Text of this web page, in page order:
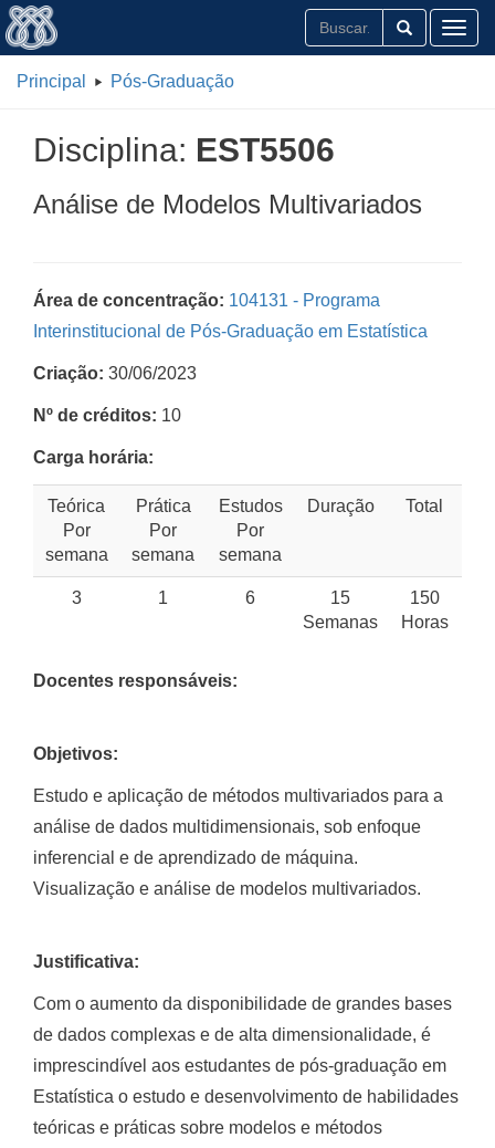
Principal Pós-Graduação
Disciplina: EST5506
Análise de Modelos Multivariados
Área de concentração: 104131 - Programa
Interinstitucional de Pós-Graduação em Estatística
Criação: 30/06/2023
Nº de créditos: 10
Carga horária:
Teórica
Por
semana
Prática
Por
semana
Estudos
Por
semana
Duração Total
3 1 6
15
Semanas
150
Horas
Docentes responsáveis:
Objetivos:
Estudo e aplicação de métodos multivariados para a
análise de dados multidimensionais, sob enfoque
inferencial e de aprendizado de máquina.
Visualização e análise de modelos multivariados.
Justificativa:
Com o aumento da disponibilidade de grandes bases
de dados complexas e de alta dimensionalidade, é
imprescindível aos estudantes de pós-graduação em
Estatística o estudo e desenvolvimento de habilidades
teóricas e práticas sobre modelos e métodos